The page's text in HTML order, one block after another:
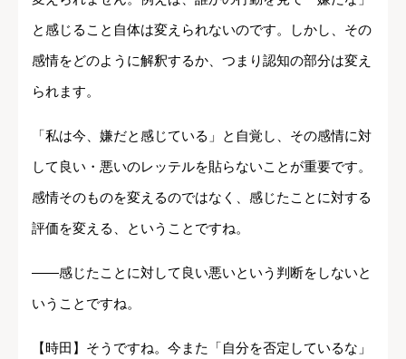
と感じること自体は変えられないのです。しかし、その
感情をどのように解釈するか、つまり認知の部分は変え
られます。
「私は今、嫌だと感じている」と自覚し、その感情に対
して良い・悪いのレッテルを貼らないことが重要です。
感情そのものを変えるのではなく、感じたことに対する
評価を変える、ということですね。
――感じたことに対して良い悪いという判断をしないと
いうことですね。
【時田】そうですね。今また「自分を否定しているな」